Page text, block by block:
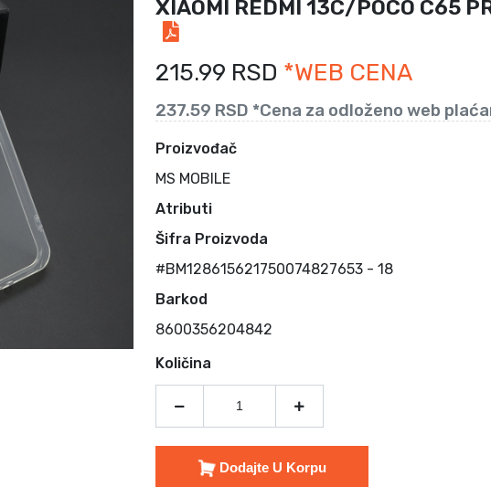
XIAOMI REDMI 13C/POCO C65
215.99 RSD *WEB CENA
237.59 RSD *Cena za odloženo web
Proizvođač
MS MOBILE
Atributi
Šifra Proizvoda
#BM128615621750074827653 - 18
Barkod
8600356204842
Količina
Dodajte U Korpu